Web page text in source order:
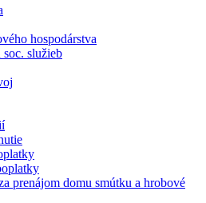
hospodárstva
služieb
prenájom domu smútku a hrobové